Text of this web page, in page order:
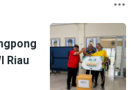
Riau